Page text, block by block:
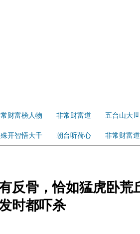
财富榜人物 非常财富道 五台山大
开智悟大千 朝台听荷心 非常财富
反骨，恰如猛虎卧荒
时都吓杀